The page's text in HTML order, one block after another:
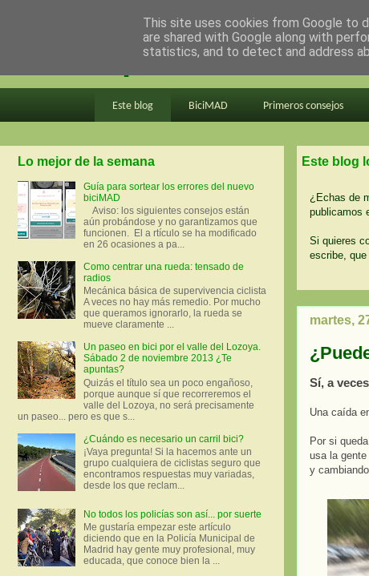
en bici por madrid
Este blog BiciMAD Primeros consejos
Este blog
¿Echas de
publicamos
Si quieres
escribe, que
martes,
Sí, a
Una caída
Por si
usa la
y
Lo mejor de la semana
Guía para sortear los errores del nuevo
biciMAD
Aviso: los siguientes consejos están
aún probándose y no garantizamos que
funcionen. El a rtículo se ha modificado
en 26 ocasiones a pa...
Como centrar una rueda: tensado de
radios
Mecánica básica de supervivencia ciclista
A veces no hay más remedio. Por mucho
que queramos ignorarlo, la rueda se
mueve claramente ...
Un paseo en bici por el valle del Lozoya.
Sábado 2 de noviembre 2013 ¿Te
apuntas?
Quizás el título sea un poco engañoso,
porque aunque sí que recorreremos el
valle del Lozoya, no será precisamente
un paseo... pero es que s...
¿Cuándo es necesario un carril bici?
¡Vaya pregunta! Si la hacemos ante un
grupo cualquiera de ciclistas seguro que
encontramos respuestas muy variadas,
desde los que reclam...
No todos los policías son así... por suerte
Me gustaría empezar este artículo
diciendo que en la Policía Municipal de
Madrid hay gente muy profesional, muy
educada, que conoce bien la ...
This site uses cookies from Google to
are shared with Google along with
statistics, and to detect and address